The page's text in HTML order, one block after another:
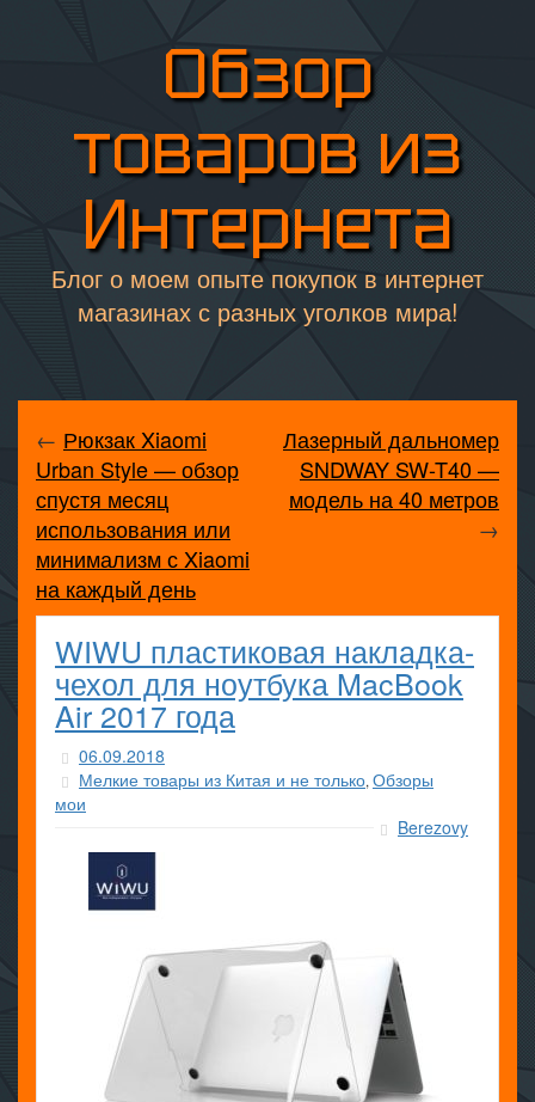
Обзор
товаров из
Интернета
Блог о моем опыте покупок в интернет
магазинах с разных уголков мира!
← Рюкзак Xiaomi
Urban Style — обзор
спустя месяц
использования или
минимализм с Xiaomi
на каждый день
Лазерный дальномер
SNDWAY SW-T40 —
модель на 40 метров
→
WIWU пластиковая накладка-
чехол для ноутбука MacBook
Air 2017 года
06.09.2018
Мелкие товары из Китая и не только, Обзоры
мои
Berezovy